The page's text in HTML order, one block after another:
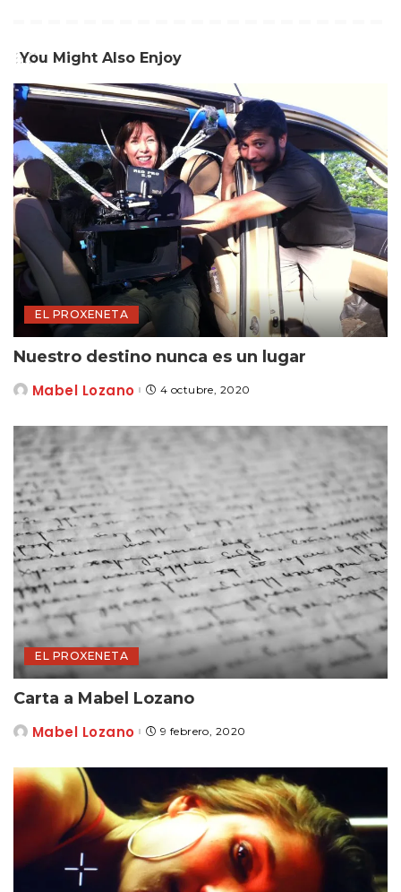
You Might Also Enjoy
EL PROXENETA
Nuestro destino nunca es un lugar
Posted
Mabel Lozano 4 octubre, 2020
EL PROXENETA
Carta a Mabel Lozano
Posted
Mabel Lozano 9 febrero, 2020